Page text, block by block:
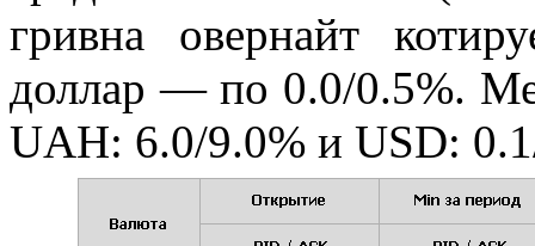
гривна овернайт
доллар — по 0.0/0.5%.
UAH: 6.0/9.0% и USD: